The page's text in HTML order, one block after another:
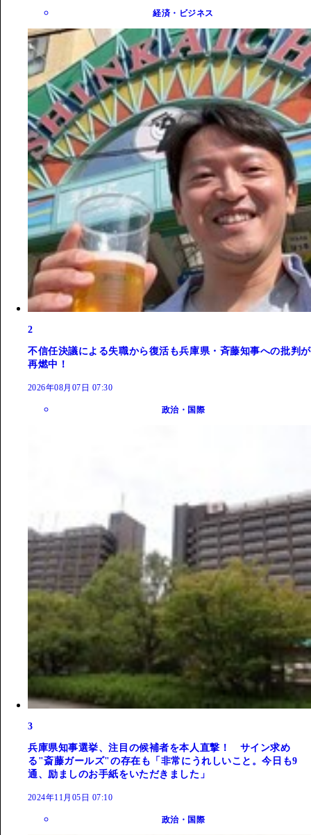
経済・ビジネス
2
不信任決議による失職から復活も兵庫県・斉藤知事への批判が
再燃中！
2026年08月07日 07:30
政治・国際
3
兵庫県知事選挙、注目の候補者を本人直撃！ サイン求め
る"斎藤ガールズ"の存在も「非常にうれしいこと。今日も9
通、励ましのお手紙をいただきました」
2024年11月05日 07:10
政治・国際